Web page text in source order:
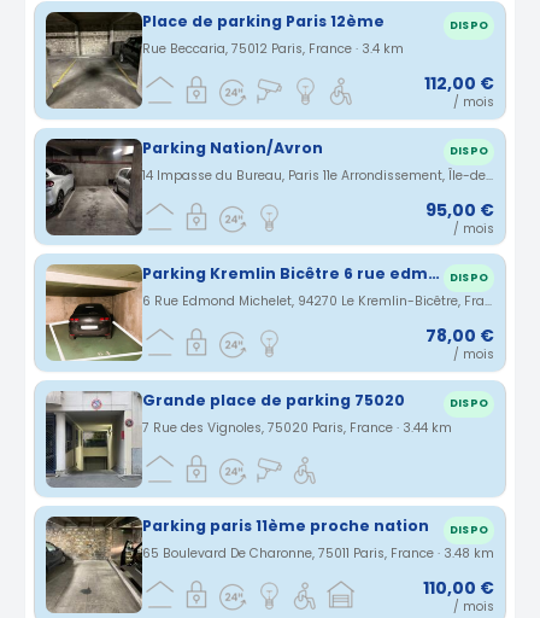
Place de parking Paris 12ème DISPO
Rue Beccaria, 75012 Paris, France · 3.4 km
112,00 €
/ mois
Parking Nation/Avron DISPO
14 Impasse du Bureau, Paris 11e Arrondissement, Île-de-France, France · 3.42 km
95,00 €
/ mois
Parking Kremlin Bicêtre 6 rue edmond michelet DISPO
6 Rue Edmond Michelet, 94270 Le Kremlin-Bicêtre, France · 3.43 km
78,00 €
/ mois
Grande place de parking 75020 DISPO
7 Rue des Vignoles, 75020 Paris, France · 3.44 km
Parking paris 11ème proche nation DISPO
65 Boulevard De Charonne, 75011 Paris, France · 3.48 km
110,00 €
/ mois